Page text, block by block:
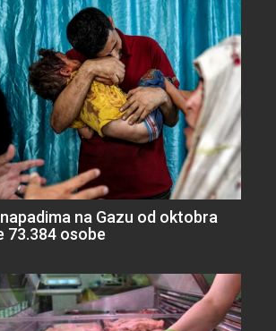
na Gazu od oktobra
73.384 osobe